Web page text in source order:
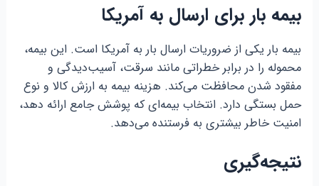
بیمه بار برای ارسال به آمریکا
بیمه بار یکی از ضروریات ارسال بار به آمریکا است. این بیمه،
محموله را در برابر خطراتی مانند سرقت، آسیب‌دیدگی و
مفقود شدن محافظت می‌کند. هزینه بیمه به ارزش کالا و نوع
حمل بستگی دارد. انتخاب بیمه‌ای که پوشش جامع ارائه دهد،
امنیت خاطر بیشتری به فرستنده می‌دهد.
نتیجه‌گیری